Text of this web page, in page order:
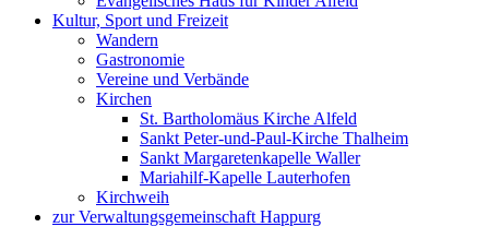
Kultur, Sport und Freizeit
Wandern
Gastronomie
Vereine und Verbände
Kirchen
St. Bartholomäus Kirche Alfeld
Sankt Peter-und-Paul-Kirche Thalheim
Sankt Margaretenkapelle Waller
Mariahilf-Kapelle Lauterhofen
Kirchweih
zur Verwaltungsgemeinschaft Happurg